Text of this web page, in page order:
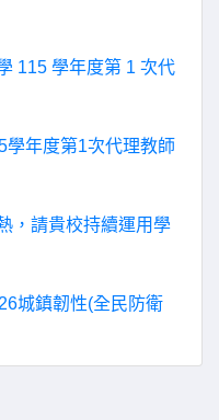
115 學年度第 1 次代
學年度第1次代理教師
，請貴校持續運用學
城鎮韌性(全民防衛